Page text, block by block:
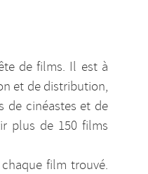
de films. Il est à
et de distribution,
de cinéastes et de
plus de 150 films
film trouvé.